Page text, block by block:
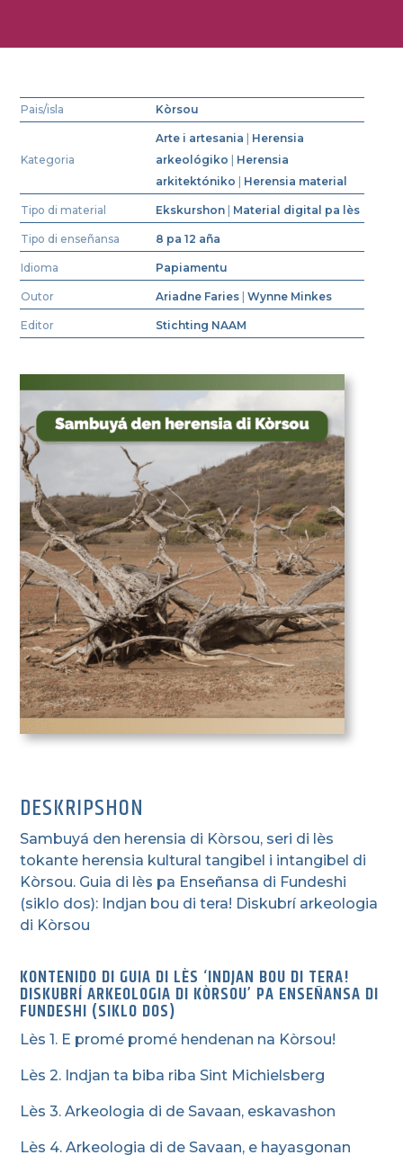
Pais/isla Kòrsou
Kategoria
Arte i artesania
Herensia
arkeológiko
Herensia
arkitektóniko
Herensia material
Tipo di material Ekskurshon Material digital pa lès
Tipo di enseñansa 8 pa 12 aña
Idioma Papiamentu
Outor Ariadne Faries |Wynne Minkes
Editor Stichting NAAM
DESKRIPSHON
Sambuyá den herensia di Kòrsou, seri di lès
tokante herensia kultural tangibel i intangibel di
Kòrsou. Guia di lès pa Enseñansa di Fundeshi
(siklo dos): Indjan bou di tera! Diskubrí arkeologia
di Kòrsou
KONTENIDO DI GUIA DI LÈS ‘INDJAN BOU DI TERA!
DISKUBRÍ ARKEOLOGIA DI KÒRSOU’ PA ENSEÑANSA DI
FUNDESHI (SIKLO DOS)
Lès 1. E promé promé hendenan na Kòrsou!
Lès 2. Indjan ta biba riba Sint Michielsberg
Lès 3. Arkeologia di de Savaan, eskavashon
Lès 4. Arkeologia di de Savaan, e hayasgonan